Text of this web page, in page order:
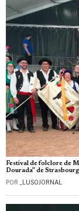
Festival de folclore de
Dourada” de Strasbourg
POR _LUSOJORNAL